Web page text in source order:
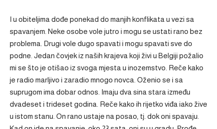
I u obiteljima dođe ponekad do manjih konflikata u vezi sa
spavanjem. Neke osobe vole jutro i mogu se ustati rano bez
problema. Drugi vole dugo spavati i mogu spavati sve do
podne. Jedan čovjek iz naših krajeva koji živi u Belgiji požalio
mi se što je otišao iz svoga mjesta u inozemstvo. Reče kako
je radio marljivo i zaradio mnogo novca. Oženio se i sa
suprugom ima dobar odnos. Imaju dva sina stara između
dvadeset i trideset godina. Reče kako ih rijetko viđa iako žive
u istom stanu. On rano ustaje na posao, tj. dok oni spavaju.